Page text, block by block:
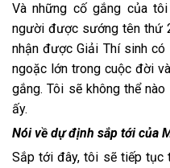
Và những cố gắng của
người được sướng tên thứ
nhận được Giải Thí sinh
ngoặc lớn trong cuộc đời
gắng. Tôi sẽ không thể
ấy.
Nói về dự định sắp tới của
Sắp tới đây, tôi sẽ tiếp tục